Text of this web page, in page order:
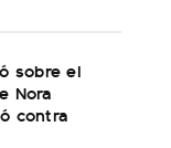
sobre el
Nora
contra